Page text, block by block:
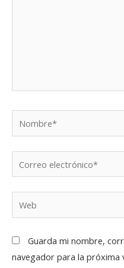
Nombre*
electrónico*
Guarda mi nombre,
navegador para la próxima